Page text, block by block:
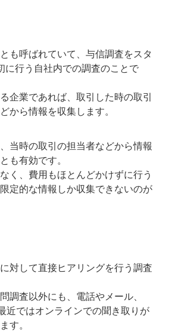
も呼ばれていて、与信調査をスタ
に行う自社内での調査のことで
企業であれば、取引した時の取引
から情報を収集します。
当時の取引の担当者などから情報
も有効です。
く、費用もほとんどかけずに行う
定的な情報しか収集できないのが
対して直接ヒアリングを行う調査
調査以外にも、電話やメール、
近ではオンラインでの聞き取りが
す。